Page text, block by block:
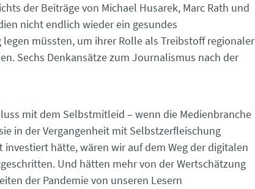
der Beiträge von Michael Husarek, Marc Rath und
nicht endlich wieder ein gesundes
müssten, um ihrer Rolle als Treibstoff regionaler
Sechs Denkansätze zum Journalismus nach der
mit dem Selbstmitleid – wenn die Medienbranche
in der Vergangenheit mit Selbstzerfleischung
hätte, wären wir auf dem Weg der digitalen
Und hätten mehr von der Wertschätzung
der Pandemie von unseren Lesern